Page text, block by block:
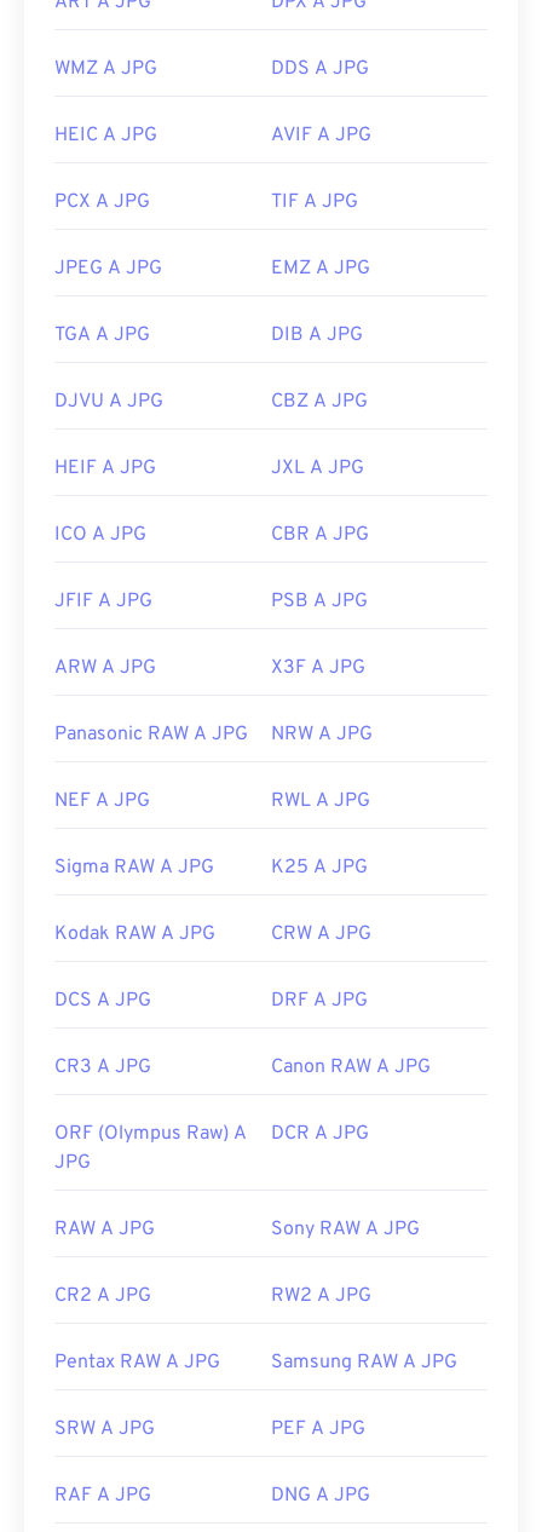
Image Resizer
Strumenti JPG correlati:
colori dalle immagini
WMZ A JPG DDS A JPG
HEIC A JPG AVIF A JPG
PCX A JPG TIF A JPG
JPEG A JPG EMZ A JPG
TGA A JPG DIB A JPG
DJVU A JPG CBZ A JPG
HEIF A JPG JXL A JPG
ICO A JPG CBR A JPG
JFIF A JPG PSB A JPG
ARW A JPG X3F A JPG
Panasonic RAW A JPG NRW A JPG
NEF A JPG RWL A JPG
Sigma RAW A JPG K25 A JPG
Kodak RAW A JPG CRW A JPG
DCS A JPG DRF A JPG
CR3 A JPG Canon RAW A JPG
ORF (Olympus Raw) A
JPG
DCR A JPG
RAW A JPG Sony RAW A JPG
CR2 A JPG RW2 A JPG
Pentax RAW A JPG Samsung RAW A JPG
SRW A JPG PEF A JPG
RAF A JPG DNG A JPG